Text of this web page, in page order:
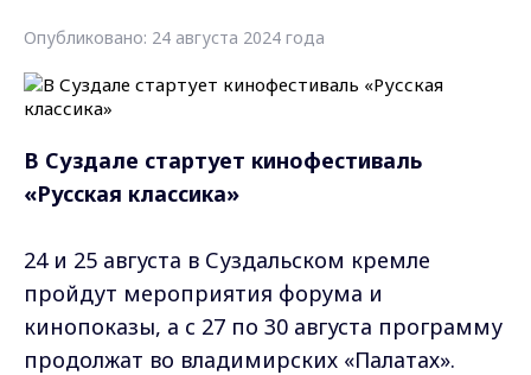
Опубликовано: 24 августа 2024 года
В Суздале стартует кинофестиваль
«Русская классика»
24 и 25 августа в Суздальском кремле
пройдут мероприятия форума и
кинопоказы, а с 27 по 30 августа программу
продолжат во владимирских «Палатах».